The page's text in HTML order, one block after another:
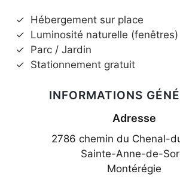
✓ Hébergement sur place
✓ Luminosité naturelle (fenêtres)
✓ Parc / Jardin
✓ Stationnement gratuit
INFORMATIONS
Adresse
2786 chemin du Chenal-
Sainte-Anne-de-
Montérégie